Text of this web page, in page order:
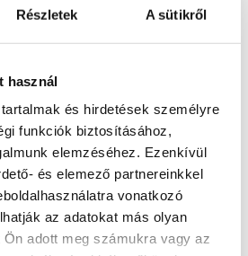
Részletek A sütikről
használ
és hirdetések személyre
funkciók biztosításához,
elemzéséhez. Ezenkívül
és elemező partnereinkkel
vonatkozó
az adatokat más olyan
adott meg számukra vagy az
szerződéses gyártója.
gyárt különböző
beleértve a hagyományos
elektromos járműveket, a teljes
Grazban.